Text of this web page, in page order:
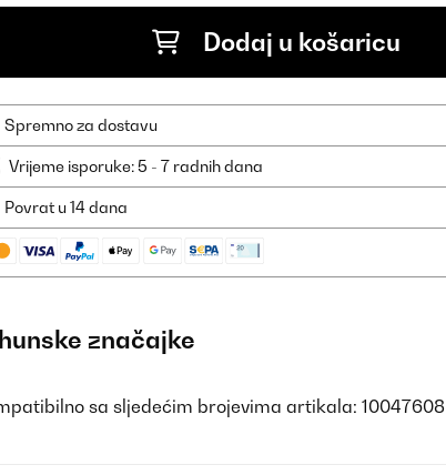
Dodaj u košaricu
Spremno za dostavu
Vrijeme isporuke: 5 - 7 radnih dana
Povrat u 14 dana
značajke
sa sljedećim brojevima artikala: 10047608